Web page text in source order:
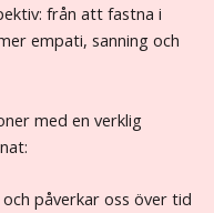
från att fastna i
empati, sanning och
med en verklig
påverkar oss över tid